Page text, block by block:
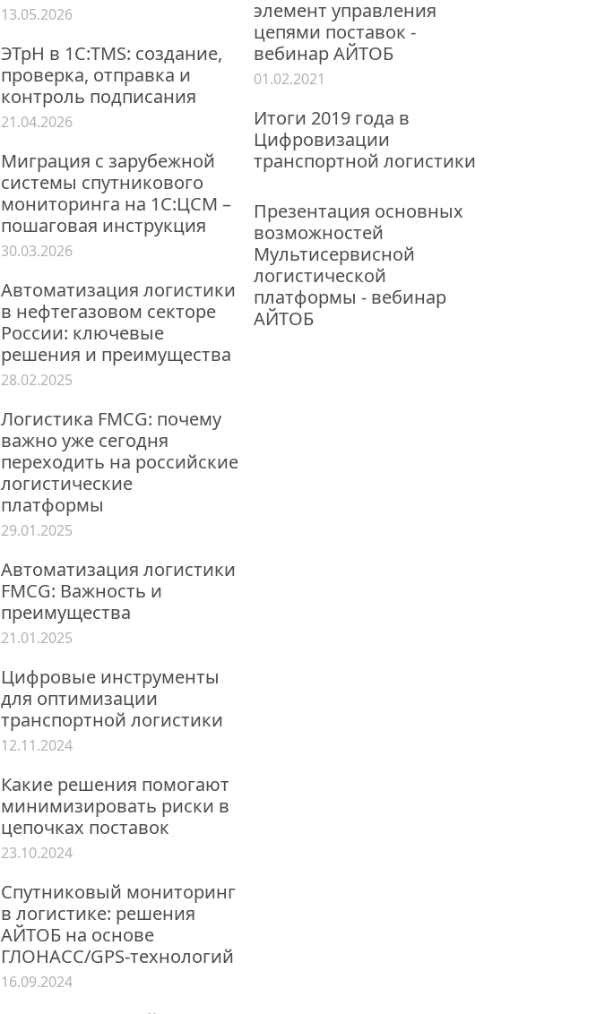
13.05.2026
ЭТрН в 1С:TMS: создание,
проверка, отправка и
контроль подписания
21.04.2026
Миграция с зарубежной
системы спутникового
мониторинга на 1С:ЦСМ –
пошаговая инструкция
30.03.2026
Автоматизация логистики
в нефтегазовом секторе
России: ключевые
решения и преимущества
28.02.2025
Логистика FMCG: почему
важно уже сегодня
переходить на российские
логистические
платформы
29.01.2025
Автоматизация логистики
FMCG: Важность и
преимущества
21.01.2025
Цифровые инструменты
для оптимизации
транспортной логистики
12.11.2024
Какие решения помогают
минимизировать риски в
цепочках поставок
23.10.2024
Спутниковый мониторинг
в логистике: решения
АЙТОБ на основе
ГЛОНАСС/GPS-технологий
16.09.2024
элемент управления
цепями поставок -
вебинар АЙТОБ
01.02.2021
Итоги 2019 года в
Цифровизации
транспортной логистики
Презентация основных
возможностей
Мультисервисной
логистической
платформы - вебинар
АЙТОБ